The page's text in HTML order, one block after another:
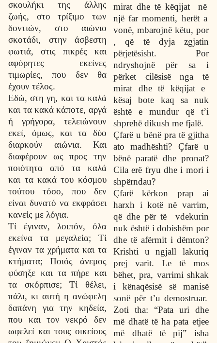
σκουλήκι της άλλης
ζωής, στο τρίξιμο των
δοντιών, στο αιώνιο
σκοτάδι, στην άσβεστη
φωτιά, στις πικρές και
αφόρητες εκείνες
τιμωρίες, που δεν θα
έχουν τέλος.
Εδώ, στη γη, και τα καλά
και τα κακά κάποτε, αργά
ή γρήγορα, τελειώνουν
εκεί, όμως, και τα δύο
διαρκούν αιώνια. Και
διαφέρουν ως προς την
ποιότητα από τα καλά
και τα κακά του κόσμου
τούτου τόσο, που δεν
είναι δυνατό να εκφράσει
κανείς με λόγια.
Τί έγιναν, λοιπόν, όλα
εκείνα τα μεγαλεία; Τί
έγιναν τα χρήματα και τα
κτήματα; Ποιός άνεμος
φύσηξε και τα πήρε και
τα σκόρπισε; Τί θέλει,
πάλι, κι αυτή η ανώφελη
δαπάνη για την κηδεία,
που και τον νεκρό δεν
ωφελεί και τους οικείους
mirat dhe tëkëqijat në
një far momenti, herët a
vonë, mbarojnë këtu, por
, që tëdyja zgjatin
përjetësisht. Por
ndryshojnë për sa i
përket cilësisënga të
mirat dhe të këqijat e
kësaj bote kaq sa nuk
është e mundur qët’i
shprehë dikush me fjalë.
Çfarë u bënë pra tëgjitha
ato madhështi? Çfarëu
bënë paratë dhe pronat?
Cila erë fryu dhe i mori i
shpërndau?
Çfarë kërkon prap ai
harxh i kotë në varrim,
që dhe për tëvdekurin
nuk ështëi dobishëm por
dhe të afërmit i dëmton?
Krishti u ngjall lakuriq
prej varit. Le tëmos
bëhet, pra, varrimi shkak
i kënaqësisë sëmanisë
sonë për t’u demostruar.
Zoti tha: “Pata uri dhe
më dhatëtëha pata etjee
më dhatëtë pij” isha